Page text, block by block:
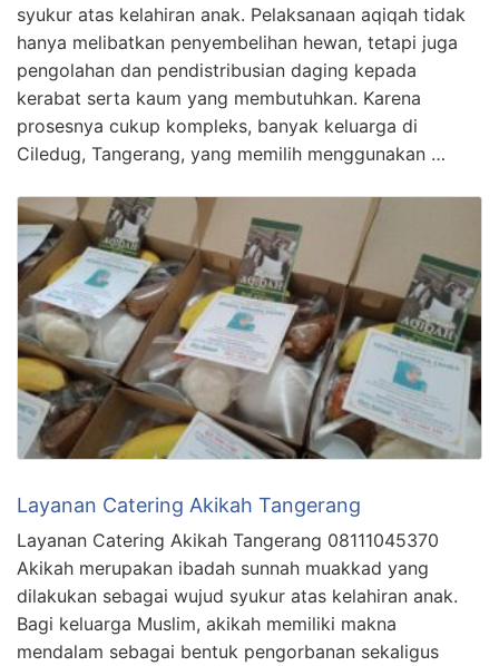
syukur atas kelahiran anak. Pelaksanaan aqiqah tidak
hanya melibatkan penyembelihan hewan, tetapi juga
pengolahan dan pendistribusian daging kepada
kerabat serta kaum yang membutuhkan. Karena
prosesnya cukup kompleks, banyak keluarga di
Ciledug, Tangerang, yang memilih menggunakan …
Layanan Catering Akikah Tangerang
Layanan Catering Akikah Tangerang 08111045370
Akikah merupakan ibadah sunnah muakkad yang
dilakukan sebagai wujud syukur atas kelahiran anak.
Bagi keluarga Muslim, akikah memiliki makna
mendalam sebagai bentuk pengorbanan sekaligus